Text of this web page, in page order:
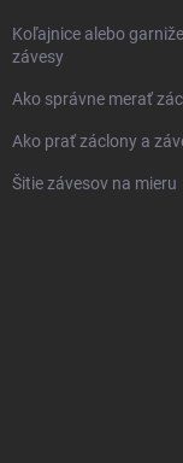
Koľajnice alebo
závesy
Ako správne merať
Ako prať záclony a
Šitie závesov na mieru